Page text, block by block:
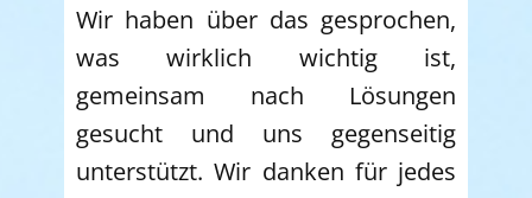
Wir haben über das gesprochen,
was wirklich wichtig ist,
gemeinsam nach Lösungen
gesucht und uns gegenseitig
unterstützt. Wir danken für jedes